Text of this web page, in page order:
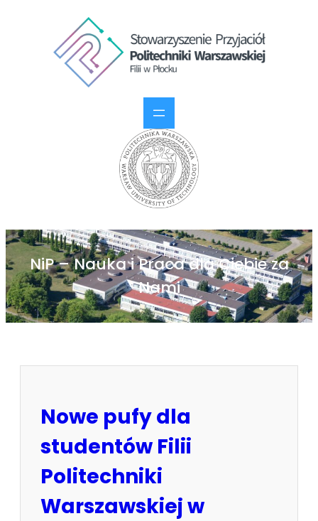
NiP – Nauka i Praca dla Ciebie za
Nami
Nowe pufy dla
studentów Filii
Politechniki
Warszawskiej w